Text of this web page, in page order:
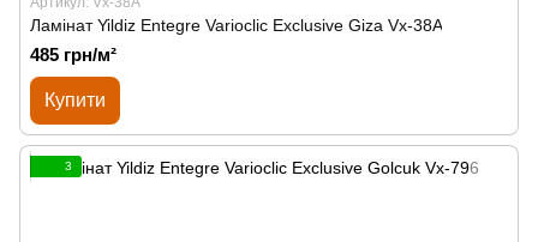
Ламінат Yildiz Entegre Varioclic Exclusive Giza Vx-38A
485 грн/м²
Купити
3